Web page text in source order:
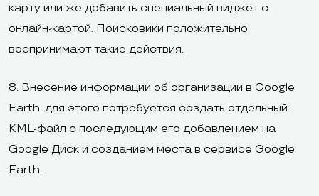
карту или же добавить специальный виджет с
онлайн-картой. Поисковики положительно
воспринимают такие действия.
8. Внесение информации об организации в Google
Earth. для этого потребуется создать отдельный
KML-файл с последующим его добавлением на
Google Диск и созданием места в сервисе Google
Earth.